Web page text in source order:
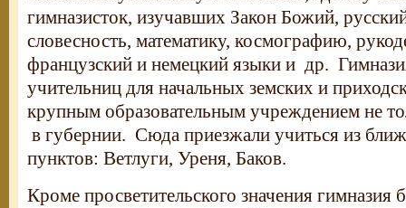
гимназисток, изучавших Закон Божий,
словесность, математику, космографию,
французский и немецкий языки и др.
учительниц для начальных земских и
крупным образовательным учреждением не
в губернии. Сюда приезжали учиться из
пунктов: Ветлуги, Уреня, Баков.
Кроме просветительского значения гимназия